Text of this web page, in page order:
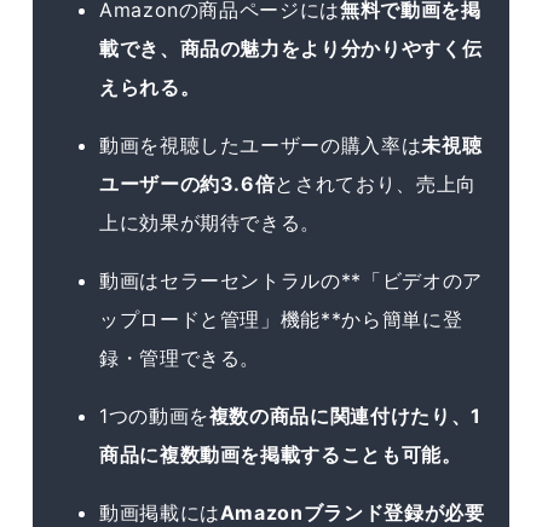
Amazonの商品ページには無料で動画を掲
載でき、商品の魅力をより分かりやすく伝
えられる。
動画を視聴したユーザーの購入率は未視聴
ユーザーの約3.6倍とされており、売上向
上に効果が期待できる。
動画はセラーセントラルの**「ビデオのア
ップロードと管理」機能**から簡単に登
録・管理できる。
1つの動画を複数の商品に関連付けたり、1
商品に複数動画を掲載することも可能。
動画掲載にはAmazonブランド登録が必要